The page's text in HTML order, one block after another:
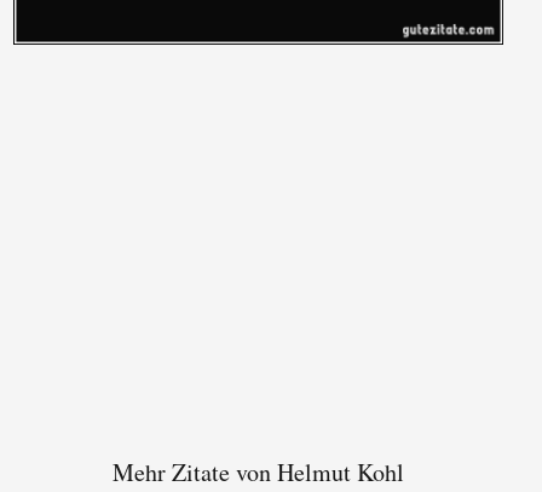
Mehr Zitate von Helmut Kohl